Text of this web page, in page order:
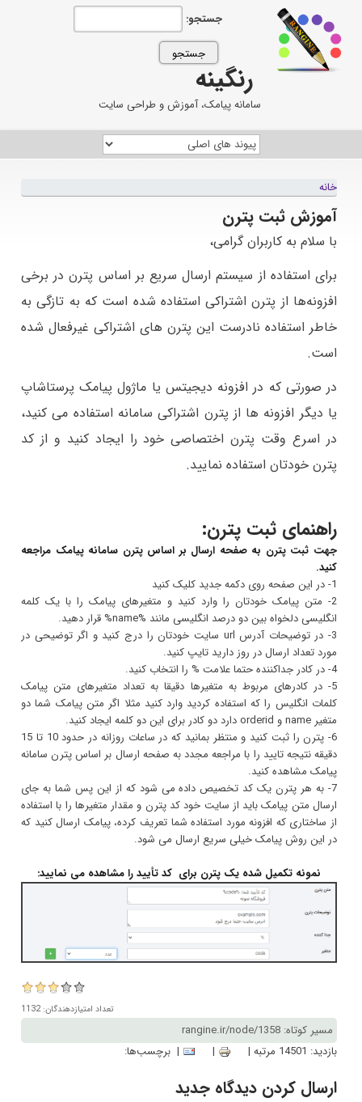
جستجو:
رنگینه
سامانه پیامک، آموزش و طراحی سایت
خانه
آموزش ثبت پترن
با سلام به کاربران گرامی،
برای استفاده از سیستم ارسال سریع بر اساس پترن در برخی
افزونه‌ها از پترن اشتراکی استفاده شده است که به تازگی به
خاطر استفاده نادرست این پترن های اشتراکی غیرفعال شده
است.
در صورتی که در افزونه دیجیتس یا ماژول پیامک پرستاشاپ
یا دیگر افزونه ها از پترن اشتراکی سامانه استفاده می کنید،
در اسرع وقت پترن اختصاصی خود را ایجاد کنید و از کد
پترن خودتان استفاده نمایید.
راهنمای ثبت پترن:
جهت ثبت پترن به صفحه ارسال بر اساس پترن سامانه پیامک مراجعه
کنید.
1- در این صفحه روی دکمه جدید کلیک کنید
2- متن پیامک خودتان را وارد کنید و متغیرهای پیامک را با یک کلمه
انگلیسی دلخواه بین دو درصد انگلیسی مانند %name% قرار دهید.
3- در توضیحات آدرس url سایت خودتان را درج کنید و اگر توضیحی در
مورد تعداد ارسال در روز دارید تایپ کنید.
4- در کادر جداکننده حتما علامت % را انتخاب کنید.
5- در کادرهای مربوط به متغیرها دقیقا به تعداد متغیرهای متن پیامک
کلمات انگلیس را که استفاده کردید وارد کنید مثلا اگر متن پیامک شما دو
متغیر name و orderid دارد دو کادر برای این دو کلمه ایجاد کنید.
6- پترن را ثبت کنید و منتظر بمانید که در ساعات روزانه در حدود 10 تا 15
دقیقه نتیجه تایید را با مراجعه مجدد به صفحه ارسال بر اساس پترن سامانه
پیامک مشاهده کنید.
7- به هر پترن یک کد تخصیص داده می شود که از این پس شما به جای
ارسال متن پیامک باید از سایت خود کد پترن و مقدار متغیرها را با استفاده
از ساختاری که افزونه مورد استفاده شما تعریف کرده، پیامک ارسال کنید که
در این روش پیامک خیلی سریع ارسال می شود.
نمونه تکمیل شده یک پترن برای کد تأیید را مشاهده می نمایید:
تعداد امتیازدهندگان: 1132
مسیر کوتاه: rangine.ir/node/1358
بازدید: 14501 مرتبه |
| | برچسب‌ها:
ارسال کردن دیدگاه جدید